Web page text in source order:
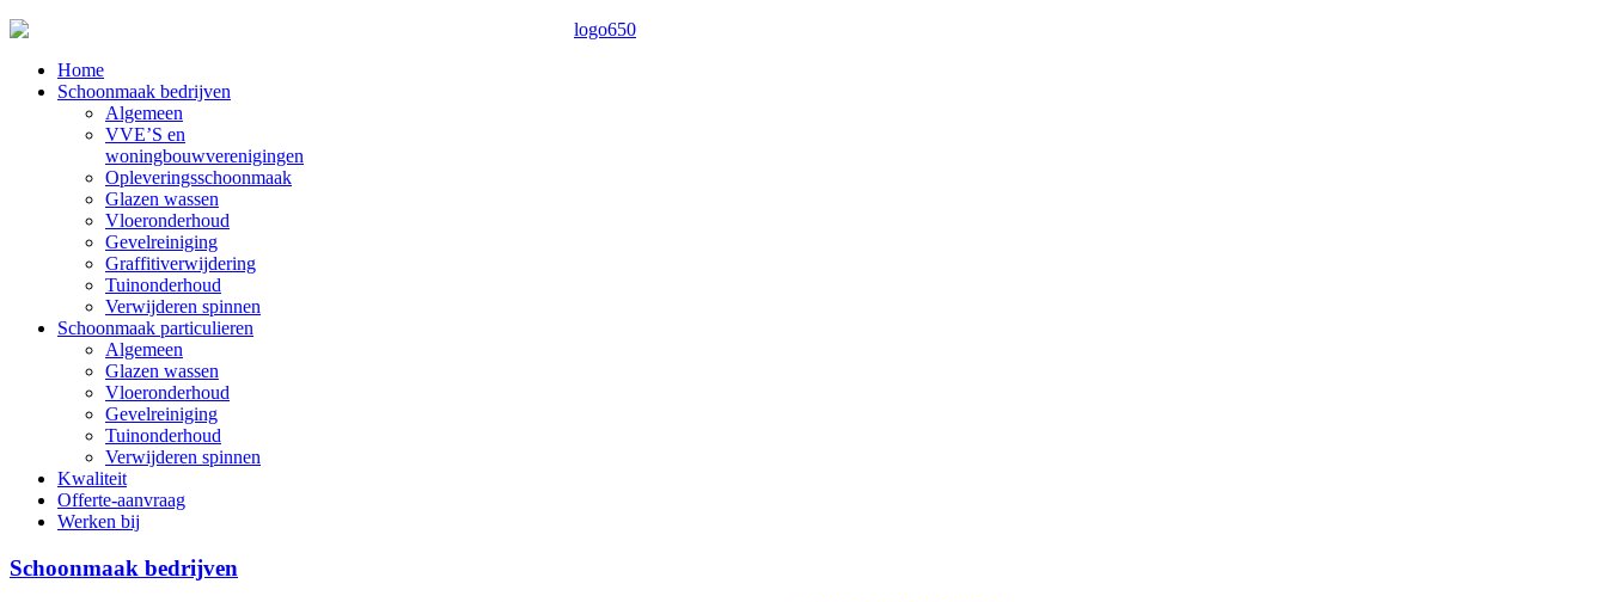
Home
Schoonmaak bedrijven
Algemeen
VVE’S en
woningbouwverenigingen
Opleveringsschoonmaak
Glazen wassen
Vloeronderhoud
Gevelreiniging
Graffitiverwijdering
Tuinonderhoud
Verwijderen spinnen
Schoonmaak particulieren
Algemeen
Glazen wassen
Vloeronderhoud
Gevelreiniging
Tuinonderhoud
Verwijderen spinnen
Kwaliteit
Offerte-aanvraag
Werken bij
Schoonmaak bedrijven